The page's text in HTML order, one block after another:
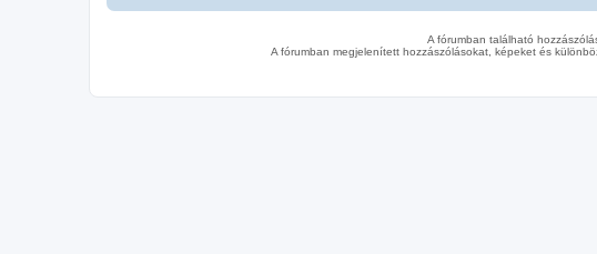
A fórumban található
A fórumban megjelenített hozzászólásokat, képeket és